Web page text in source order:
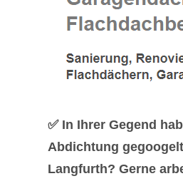
✅ In Ihrer Gegend
Abdichtung
Langfurth? Gerne